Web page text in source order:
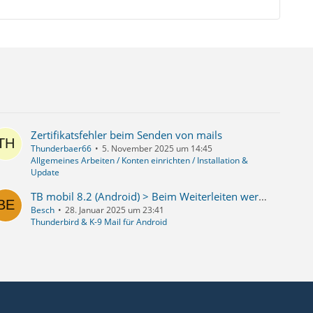
Zertifikatsfehler beim Senden von mails
Thunderbaer66
5. November 2025 um 14:45
Allgemeines Arbeiten / Konten einrichten / Installation &
Update
TB mobil 8.2 (Android) > Beim Weiterleiten werden Anhänge nicht mitgesendet
Besch
28. Januar 2025 um 23:41
Thunderbird & K-9 Mail für Android